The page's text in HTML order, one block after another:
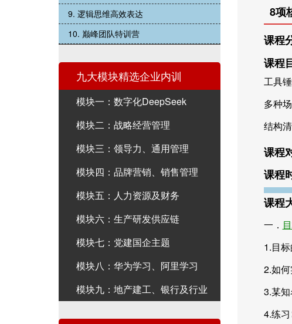
8项
课程
课程
工具
多种
结构
课程
课程
课程
一．
1.目
2.如
3.某
4.练
9. 逻辑思维高效表达
10. 巅峰团队特训营
九大模块精选企业内训
模块一：数字化DeepSeek
模块二：战略经营管理
模块三：领导力、通用管理
模块四：品牌营销、销售管理
模块五：人力资源及财务
模块六：生产研发供应链
模块七：党建国企主题
模块八：华为学习、阿里学习
模块九：地产建工、银行及行业